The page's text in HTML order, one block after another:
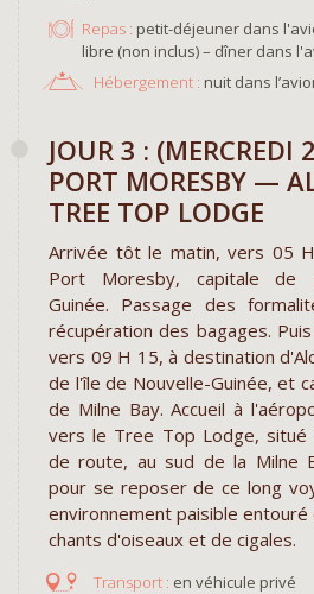
Repas : petit-déjeuner dans
libre (non inclus) – dîner dans
Hébergement : nuit dans
JOUR 3 : (MERCREDI
PORT MORESBY —
TREE TOP LODGE
Arrivée tôt le matin, vers 05
Port Moresby, capitale de
Guinée. Passage des
récupération des bagages.
vers 09 H 15, à destination
de l'île de Nouvelle-Guinée, et
de Milne Bay. Accueil à
vers le Tree Top Lodge, situé
de route, au sud de la Milne
pour se reposer de ce long
environnement paisible
chants d'oiseaux et de cigales.
en véhicule privé